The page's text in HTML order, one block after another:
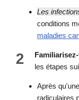
Les
conditions
maladies
2
les étapes
Après
radiculaires